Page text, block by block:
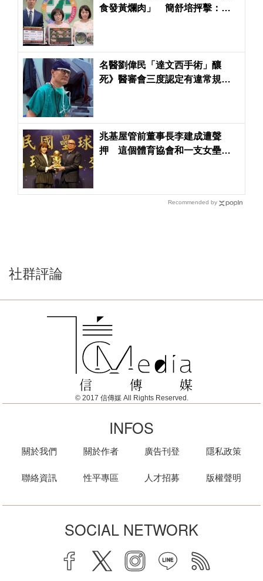
食發黃爛肉」 簡舒培抨擊：蔣
名醫劉偉民「達文西手術」釀
死》醫審會三度認定有違常規
兆基屋管前董事長李建成遭聲
押 這個體育協會和一支女壘隊
Recommended by
社群評論
© 2017 信傳媒 All Rights Reserved.
INFOS
關於我們
聯絡資訊
關於作者
性平專區
廣告刊登
人才招募
隱私政策
版權聲明
SOCIAL NETWORK
facebook twitter instagram